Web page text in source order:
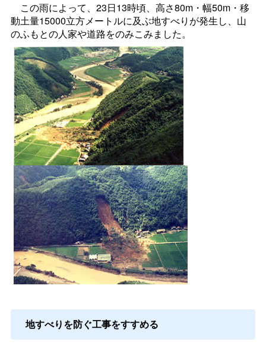
この雨によって、23日13時頃、高さ80m・幅50m・移
動土量15000立方メートルに及ぶ地すべりが発生し、山
のふもとの人家や道路をのみこみました。
地すべりを防ぐ工事をすすめる